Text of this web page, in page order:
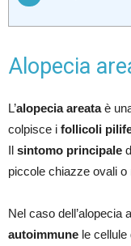
Alopecia
L’alopecia areataè
colpisce i follicoli
Il sintomo principale
piccole chiazze ovali o
Nel caso dell’alopecia
autoimmune le